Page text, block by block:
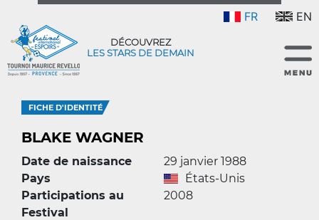
FR EN
DÉCOUVREZ
LES STARS DE DEMAIN
FICHE D'IDENTITÉ
BLAKE WAGNER
Date de naissance
29 janvier 1988
Pays
États-Unis
Participations au
Festival
2008